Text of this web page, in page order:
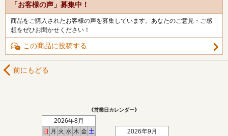
「お客様の声」募集中！
商品をご購入されたお客様の声を募集しています。あなたのご意見・ご感
想をぜひお聞かせください！
この商品に投稿する
前にもどる
《営業日カレンダー》
2026年8月
日 月 火 水 木 金 土
2026年9月